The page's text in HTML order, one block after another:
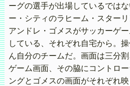
ーグの選手が出場しているでは
ー・シティのラヒーム・スター
アンドレ・ゴメスがサッカーゲ
している、それぞれ自宅から。
ん自分のチームだ。画面は三分
ゲーム画面、その脇にコントロ
ングとゴメスの画面がそれぞれ